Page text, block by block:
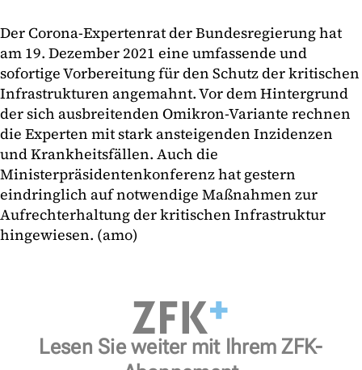
Der Corona-Expertenrat der Bundesregierung hat
am 19. Dezember 2021 eine umfassende und
sofortige Vorbereitung für den Schutz der kritischen
Infrastrukturen angemahnt. Vor dem Hintergrund
der sich ausbreitenden Omikron-Variante rechnen
die Experten mit stark ansteigenden Inzidenzen
und Krankheitsfällen. Auch die
Ministerpräsidentenkonferenz hat gestern
eindringlich auf notwendige Maßnahmen zur
Aufrechterhaltung der kritischen Infrastruktur
hingewiesen. (amo)
Lesen Sie weiter mit Ihrem ZFK-